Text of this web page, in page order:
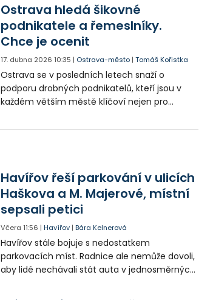
Ostrava hledá šikovné
podnikatele a řemeslníky.
Chce je ocenit
17. dubna 2026 10:35 | Ostrava-město |Tomáš Kořistka
Ostrava se v posledních letech snaží o
podporu drobných podnikatelů, kteří jsou v
každém větším městě klíčoví nejen pro
běžný život. Novinkou je, že se radnice chystá
Havířov řeší parkování v ulicích
Haškova a M. Majerové, místní
sepsali petici
Včera 11:56 |Havířov |Bára Kelnerová
Havířov stále bojuje s nedostatkem
parkovacích míst. Radnice ale nemůže dovoli,
aby lidé nechávali stát auta v jednosměrných